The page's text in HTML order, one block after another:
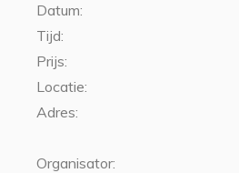
Datum:
Tijd:
Prijs:
Locatie:
Adres:
Organisator: